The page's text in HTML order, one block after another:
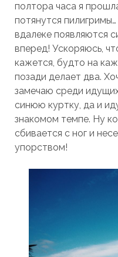
полтора часа я
потянутся
вдалеке появляются
вперед! Ускоряюсь,
кажется, будто на
позади делает два.
замечаю среди
синюю куртку, да и
знакомом темпе. Ну
сбивается с ног и
упорством!